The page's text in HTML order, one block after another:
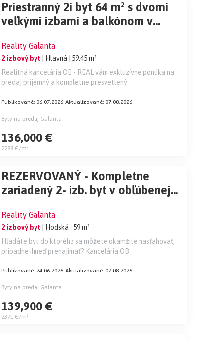
Priestranný 2i byt 64 m² s dvomi
veľkými izbami a balkónom v
Reality Galanta
2 izbový byt | Hlavná
| 59.45 m²
Realitná kancelária OB - REAL vám exkluzívne ponúka na
predaj príjemný a kompletne presvetlený
Publikované: 06.07.2026 Aktualizované: 07.08.2026
Byty na predaj Galanta
136,000 €
2288 €/m²
REZERVOVANÝ - Kompletne
zariadený 2- izb. byt v obľúbenej
Reality Galanta
2 izbový byt | Hodská | 59 m²
Hľadáte byt do ktorého sa môžete okamžite nasťahovať,
prípadne ihneď prenajímať? Kancelária OB
Publikované: 24.06.2026 Aktualizované: 07.08.2026
Byty na predaj Galanta
139,900 €
2371 €/m²